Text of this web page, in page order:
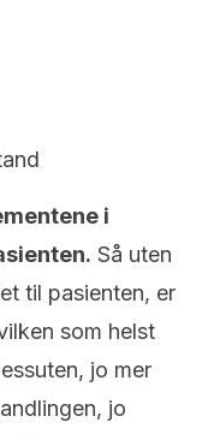
i
Så uten
til pasienten, er
som helst
jo mer
jo